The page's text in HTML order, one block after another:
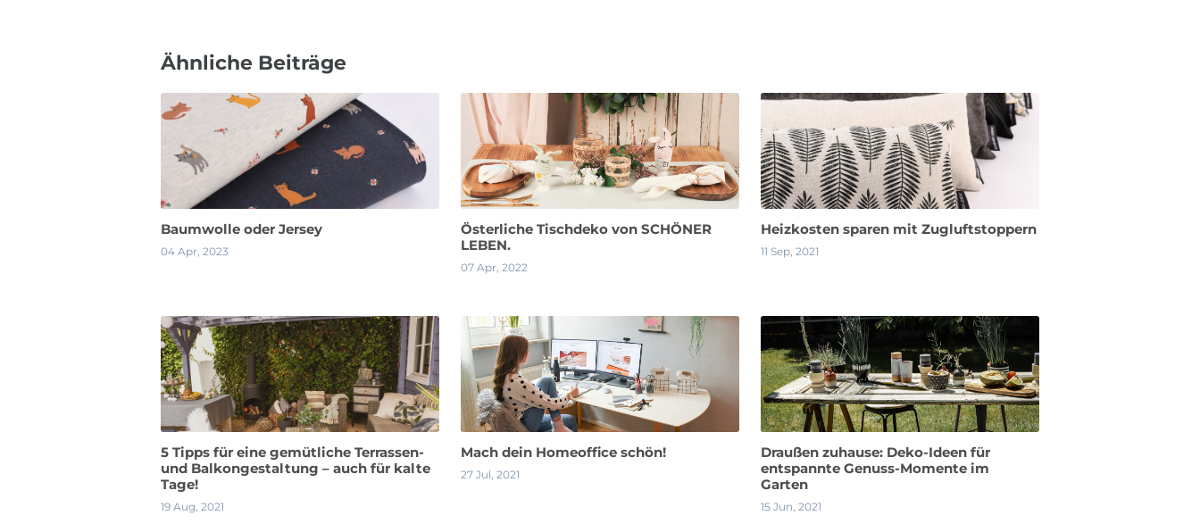
Ähnliche Beiträge
Baumwolle oder Jersey
04 Apr, 2023
Österliche Tischdeko von SCHÖNER
LEBEN.
07 Apr, 2022
Heizkosten sparen mit Zugluftstoppern
11 Sep, 2021
5 Tipps für eine gemütliche Terrassen-
und Balkongestaltung – auch für kalte
Tage!
19 Aug, 2021
Mach dein Homeoffice schön!
27 Jul, 2021
Draußen zuhause: Deko-Ideen für
entspannte Genuss-Momente im
Garten
15 Jun, 2021